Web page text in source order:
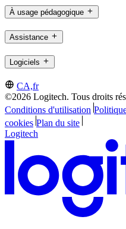
À usage pédagogique
Assistance
Logiciels
CA,fr
©2026 Logitech. Tous droits
Conditions d'utilisation
cookies Plan du site
Logitech